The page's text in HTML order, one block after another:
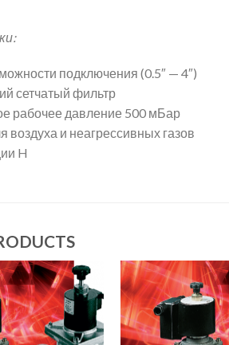
подключения (0.5″ — 4″)
сетчатый фильтр
рабочее давление 500 мБар
воздуха и неагрессивных газов
H